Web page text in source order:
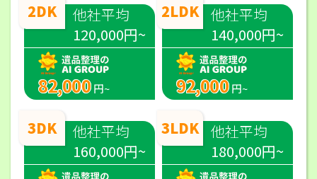
2DK
他社平均
120,000円~
82,000 円~
3DK
他社平均
160,000円~
2LDK 他社平均
140,000円~
92,000 円~
3LDK 他社平均
180,000円~